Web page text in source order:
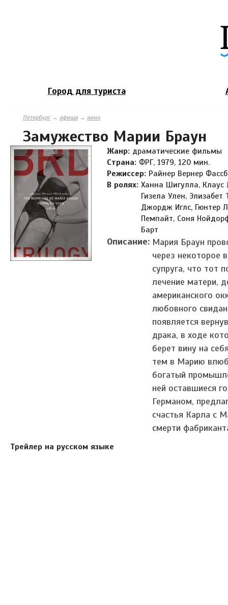
Город для туриста
Петербург→ афиша → кино
Замужество Марии Браун
Жанр: драматические фильмы
Страна: ФРГ, 1979, 120 мин.
Режиссер: Райнер Вернер
В ролях: Ханна Шигулла, Клаус
Гизела Улен,
Джордж Иглс, Гюнтер
Пемпайт, Соня
Барт
Описание: Мария Браун
через некоторое
супруга, что тот
лечение матери,
американского
любовного
появляется
драка, в ходе
берет вину на
тем в Марию
богатый
ней оставшиеся
Германом,
счастья Карла с
смерти
Трейлер на русском языке